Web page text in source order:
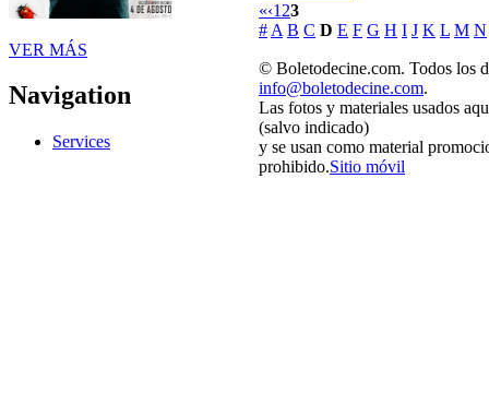
VER MÁS
Navigation
Services
«‹1 23
# A B C D E F G H I J K L M N
© Boletodecine.com. Todos los
info@boletodecine.com.
Las fotos y materiales usados
(salvo indicado)
y se usan como material
prohibido.Sitio móvil